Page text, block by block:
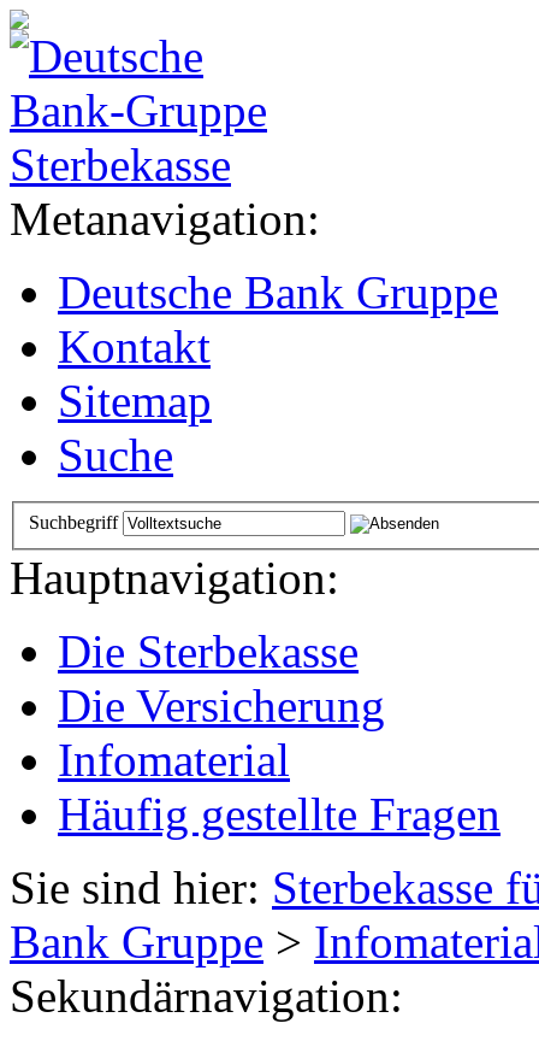
Metanavigation:
Deutsche Bank Gruppe
Kontakt
Sitemap
Suche
Suchbegriff
Hauptnavigation:
Die Sterbekasse
Die Versicherung
Infomaterial
Häufig gestellte Fragen
Sie sind hier: Sterbekasse
Bank Gruppe >
Sekundärnavigation: